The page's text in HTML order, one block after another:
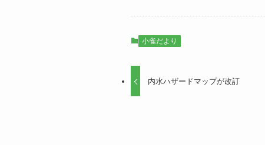
小雀だより
内水ハザードマップが改訂